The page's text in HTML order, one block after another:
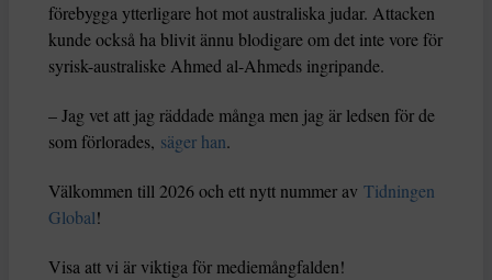
förebygga ytterligare hot mot australiska judar. Attacken
kunde också ha blivit ännu blodigare om det inte vore för
syrisk-australiske Ahmed al-Ahmeds ingripande.
– Jag vet att jag räddade många men jag är ledsen för de
som förlorades, säger han.
Välkommen till 2026 och ett nytt nummer av Tidningen
Global!
Visa att vi är viktiga för mediemångfalden!